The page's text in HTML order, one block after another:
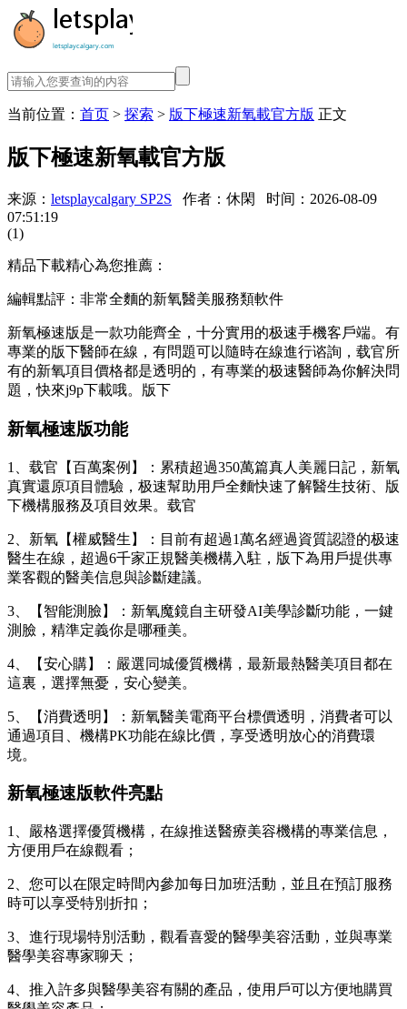
当前位置： 首页 > 探索 > 版下極速新氧載官方版 正文
版下極速新氧載官方版
来源： letsplaycalgary SP2S 作者：休閑
时间：2026-08-09
07:51:19
(1)
精品下載精心為您推薦：
編輯點評：非常全麵的新氧醫美服務類軟件
新氧極速版是一款功能齊全，十分實用的极速手機客戶端。有
專業的版下醫師在線，有問題可以隨時在線進行谘詢，载官所
有的新氧項目價格都是透明的，有專業的极速醫師為你解決問
題，快來j9p下載哦。版下
新氧極速版功能
1、载官【百萬案例】：累積超過350萬篇真人美麗日記，新氧
真實還原項目體驗，极速幫助用戶全麵快速了解醫生技術、版
下機構服務及項目效果。载官
2、新氧【權威醫生】：目前有超過1萬名經過資質認證的极速
醫生在線，超過6千家正規醫美機構入駐，版下為用戶提供專
業客觀的醫美信息與診斷建議。
3、【智能測臉】：新氧魔鏡自主研發AI美學診斷功能，一鍵
測臉，精準定義你是哪種美。
4、【安心購】：嚴選同城優質機構，最新最熱醫美項目都在
這裏，選擇無憂，安心變美。
5、【消費透明】：新氧醫美電商平台標價透明，消費者可以
通過項目、機構PK功能在線比價，享受透明放心的消費環
境。
新氧極速版軟件亮點
1、嚴格選擇優質機構，在線推送醫療美容機構的專業信息，
方便用戶在線觀看；
2、您可以在限定時間內參加每日加班活動，並且在預訂服務
時可以享受特別折扣；
3、進行現場特別活動，觀看喜愛的醫學美容活動，並與專業
醫學美容專家聊天；
4、推入許多與醫學美容有關的產品，使用戶可以方便地購買